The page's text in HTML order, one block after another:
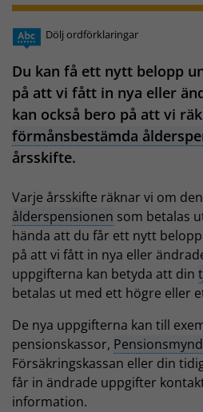
Dölj ordförklaringar
Du kan få ett nytt belopp
på att vi fått in nya eller
kan också bero på att vi
förmånsbestämda
årsskifte.
Varje årsskifte räknar vi om den
ålderspensionen som betalas
hända att du får ett nytt
på att vi fått in nya eller
uppgifterna kan betyda att din
betalas ut med ett högre eller
De nya uppgifterna kan till
pensionskassor,
Försäkringskassan eller din
får in ändrade uppgifter
information.